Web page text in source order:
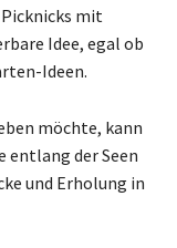
mit
Idee, egal ob
Ideen.
möchte, kann
entlang der Seen
und Erholung in